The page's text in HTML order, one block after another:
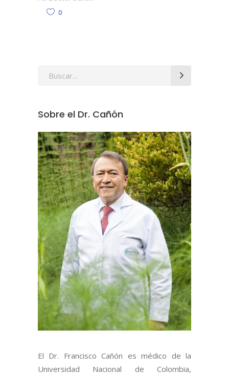
0
Search
Sobre el Dr. Cañón
El Dr. Francisco Cañón es médico de la
Universidad Nacional de Colombia,